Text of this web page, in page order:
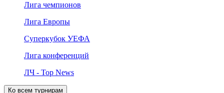
Лига чемпионов
Лига Европы
Суперкубок УЕФА
Лига конференций
ЛЧ - Top News
Ко всем турнирам